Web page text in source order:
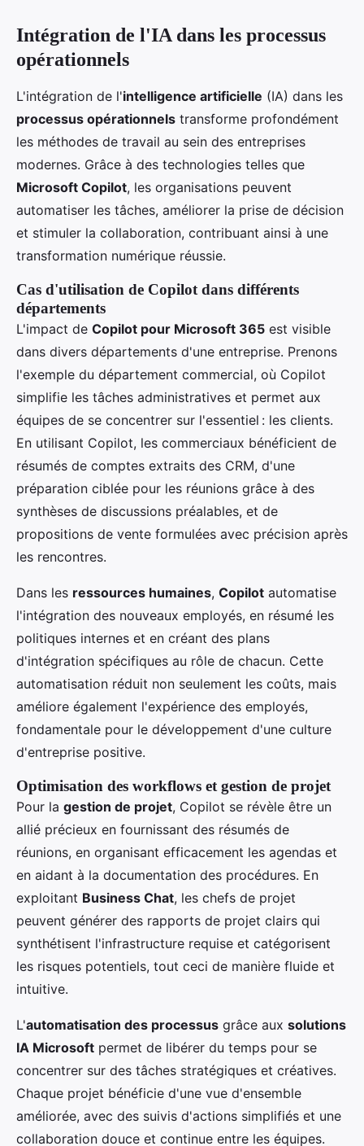
Intégration de l'IA dans les processus
opérationnels
L'intégration de l'intelligence artificielle (IA) dans les
processus opérationnels transforme profondément
les méthodes de travail au sein des entreprises
modernes. Grâce à des technologies telles que
Microsoft Copilot, les organisations peuvent
automatiser les tâches, améliorer la prise de décision
et stimuler la collaboration, contribuant ainsi à une
transformation numérique réussie.
Cas d'utilisation de Copilot dans différents
départements
L'impact de Copilot pour Microsoft 365 est visible
dans divers départements d'une entreprise. Prenons
l'exemple du département commercial, où Copilot
simplifie les tâches administratives et permet aux
équipes de se concentrer sur l'essentiel : les clients.
En utilisant Copilot, les commerciaux bénéficient de
résumés de comptes extraits des CRM, d'une
préparation ciblée pour les réunions grâce à des
synthèses de discussions préalables, et de
propositions de vente formulées avec précision après
les rencontres.
Dans les ressources humaines, Copilot automatise
l'intégration des nouveaux employés, en résumé les
politiques internes et en créant des plans
d'intégration spécifiques au rôle de chacun. Cette
automatisation réduit non seulement les coûts, mais
améliore également l'expérience des employés,
fondamentale pour le développement d'une culture
d'entreprise positive.
Optimisation des workflows et gestion de projet
Pour la gestion de projet, Copilot se révèle être un
allié précieux en fournissant des résumés de
réunions, en organisant efficacement les agendas et
en aidant à la documentation des procédures. En
exploitant Business Chat, les chefs de projet
peuvent générer des rapports de projet clairs qui
synthétisent l'infrastructure requise et catégorisent
les risques potentiels, tout ceci de manière fluide et
intuitive.
L'automatisation des processus grâce aux solutions
IA Microsoft permet de libérer du temps pour se
concentrer sur des tâches stratégiques et créatives.
Chaque projet bénéficie d'une vue d'ensemble
améliorée, avec des suivis d'actions simplifiés et une
collaboration douce et continue entre les équipes.